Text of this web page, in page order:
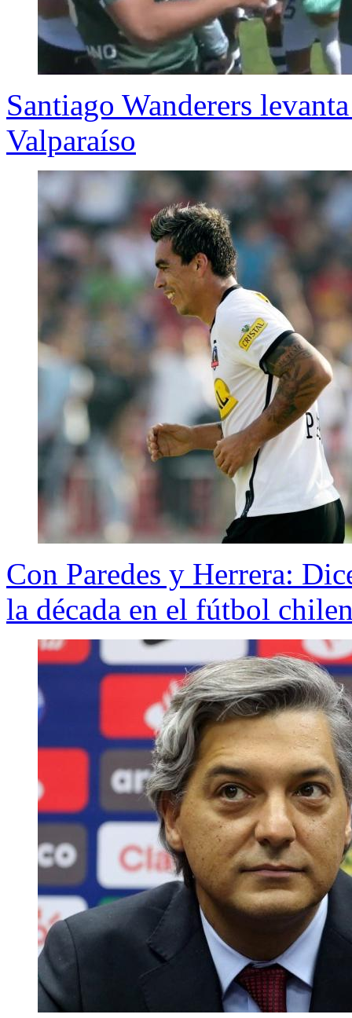
Santiago Wanderers
Valparaíso
Con Paredes y Herrera:
la década en el fútbol